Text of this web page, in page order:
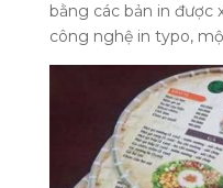
bằng các bản in được
công nghệ in typo,